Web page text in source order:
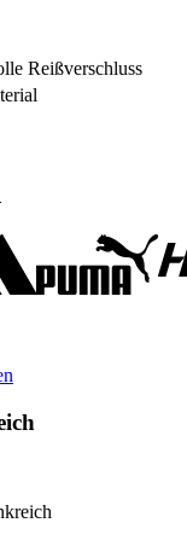
Reißverschluss